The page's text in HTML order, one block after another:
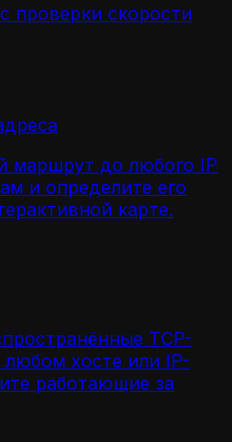
проверки скорости
маршрут до любого IP
и определите его
карте.
TCP-
хосте или IP-
работающие за